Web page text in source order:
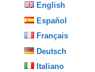
English
Español
Français
Deutsch
Italiano